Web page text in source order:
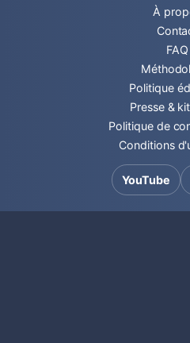
À
FAQ
Politique
Presse &
Politique de
Conditions
YouTube